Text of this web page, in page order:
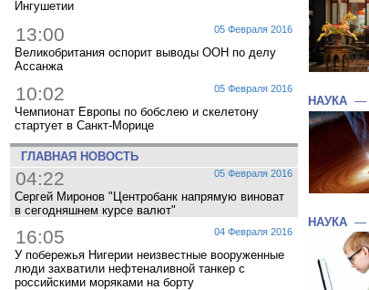
Ингушетии
05 Февраля 2016
13:00
Великобритания оспорит выводы ООН по делу
Ассанжа
05 Февраля 2016
10:02
Чемпионат Европы по бобслею и скелетону
стартует в Санкт-Морице
ГЛАВНАЯ НОВОСТЬ
05 Февраля 2016
04:22
Сергей Миронов "Центробанк напрямую виноват
в сегодняшнем курсе валют"
04 Февраля 2016
16:05
У побережья Нигерии неизвестные вооруженные
люди захватили нефтеналивной танкер с
российскими моряками на борту
НАУКА —
НАУКА —